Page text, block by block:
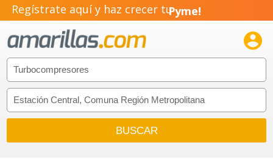
Regístrate aquí y haz crecer tuPyme!
Emprendimiento!
